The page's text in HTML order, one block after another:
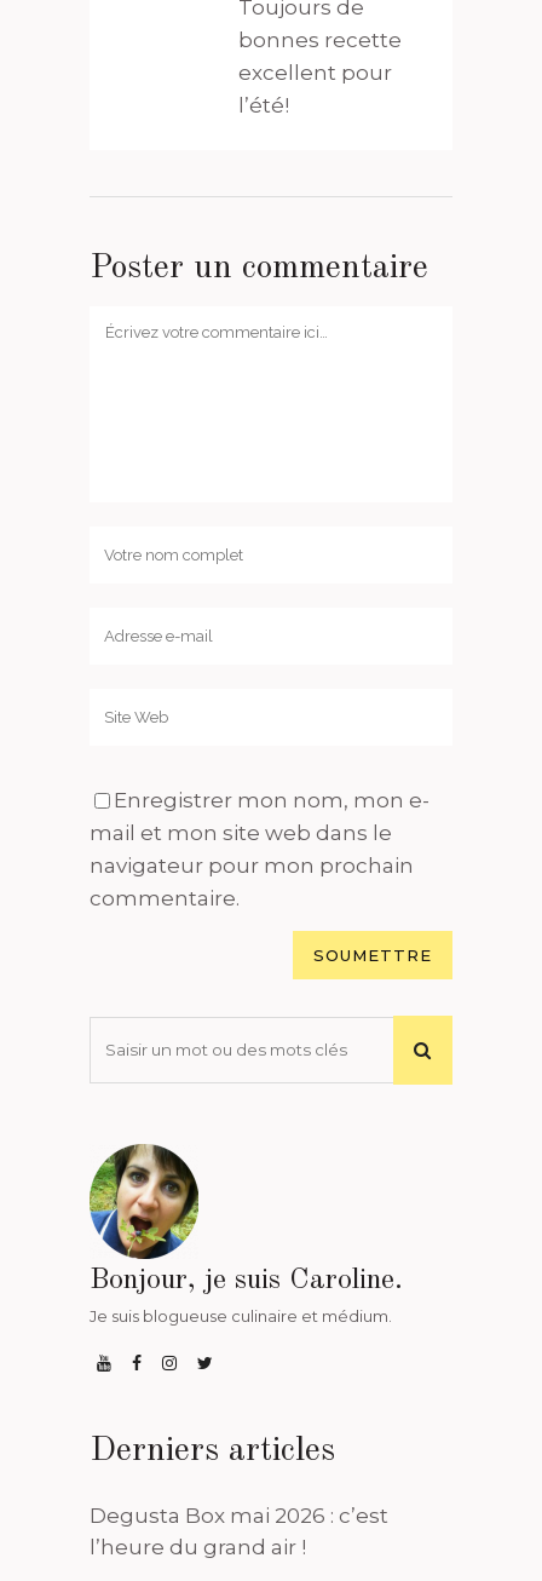
Toujours de
bonnes recette
excellent pour
l’été!
Poster un commentaire
Enregistrer mon nom, mon e-
mail et mon site web dans le
navigateur pour mon prochain
commentaire.
Bonjour, je suis Caroline.
Je suis blogueuse culinaire et médium.
Derniers articles
Degusta Box mai 2026 : c’est
l’heure du grand air !